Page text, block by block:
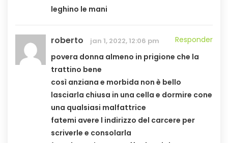
leghino le mani
roberto jan 1, 2022, 12:06 pm
Responder
povera donna almeno in prigione che la
trattino bene
così anziana e morbida non è bello
lasciarla chiusa in una cella e dormire cone
una qualsiasi malfattrice
fatemi avere l indirizzo del carcere per
scriverle e consolarla